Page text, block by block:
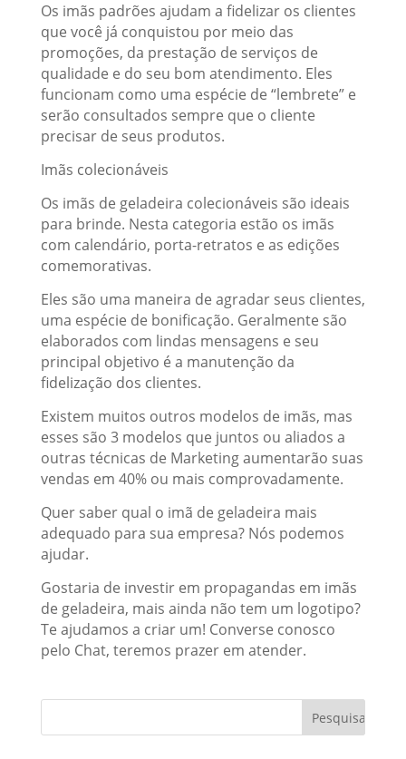
Os imãs padrões ajudam a fidelizar os clientes
que você já conquistou por meio das
promoções, da prestação de serviços de
qualidade e do seu bom atendimento. Eles
funcionam como uma espécie de “lembrete” e
serão consultados sempre que o cliente
precisar de seus produtos.
Imãs colecionáveis
Os imãs de geladeira colecionáveis são ideais
para brinde. Nesta categoria estão os imãs
com calendário, porta-retratos e as edições
comemorativas.
Eles são uma maneira de agradar seus clientes,
uma espécie de bonificação. Geralmente são
elaborados com lindas mensagens e seu
principal objetivo é a manutenção da
fidelização dos clientes.
Existem muitos outros modelos de imãs, mas
esses são 3 modelos que juntos ou aliados a
outras técnicas de Marketing aumentarão suas
vendas em 40% ou mais comprovadamente.
Quer saber qual o imã de geladeira mais
adequado para sua empresa? Nós podemos
ajudar.
Gostaria de investir em propagandas em imãs
de geladeira, mais ainda não tem um logotipo?
Te ajudamos a criar um! Converse conosco
pelo Chat, teremos prazer em atender.